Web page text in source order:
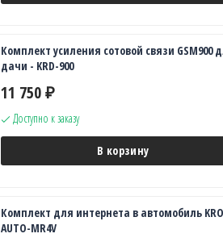
Комплект усиления сотовой связи GSM900
дачи - KRD-900
11 750 ₽
Доступно к заказу
В корзину
Комплект для интернета в автомобиль
AUTO-MR4V